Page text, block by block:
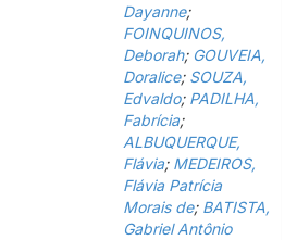
Dayanne;
FOINQUINOS,
Deborah; GOUVEIA,
Doralice; SOUZA,
Edvaldo; PADILHA,
Fabrícia;
ALBUQUERQUE,
Flávia; MEDEIROS,
Flávia Patrícia
Morais de; BATISTA,
Gabriel Antônio